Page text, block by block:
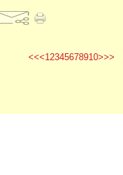
<<<12345678910>>>